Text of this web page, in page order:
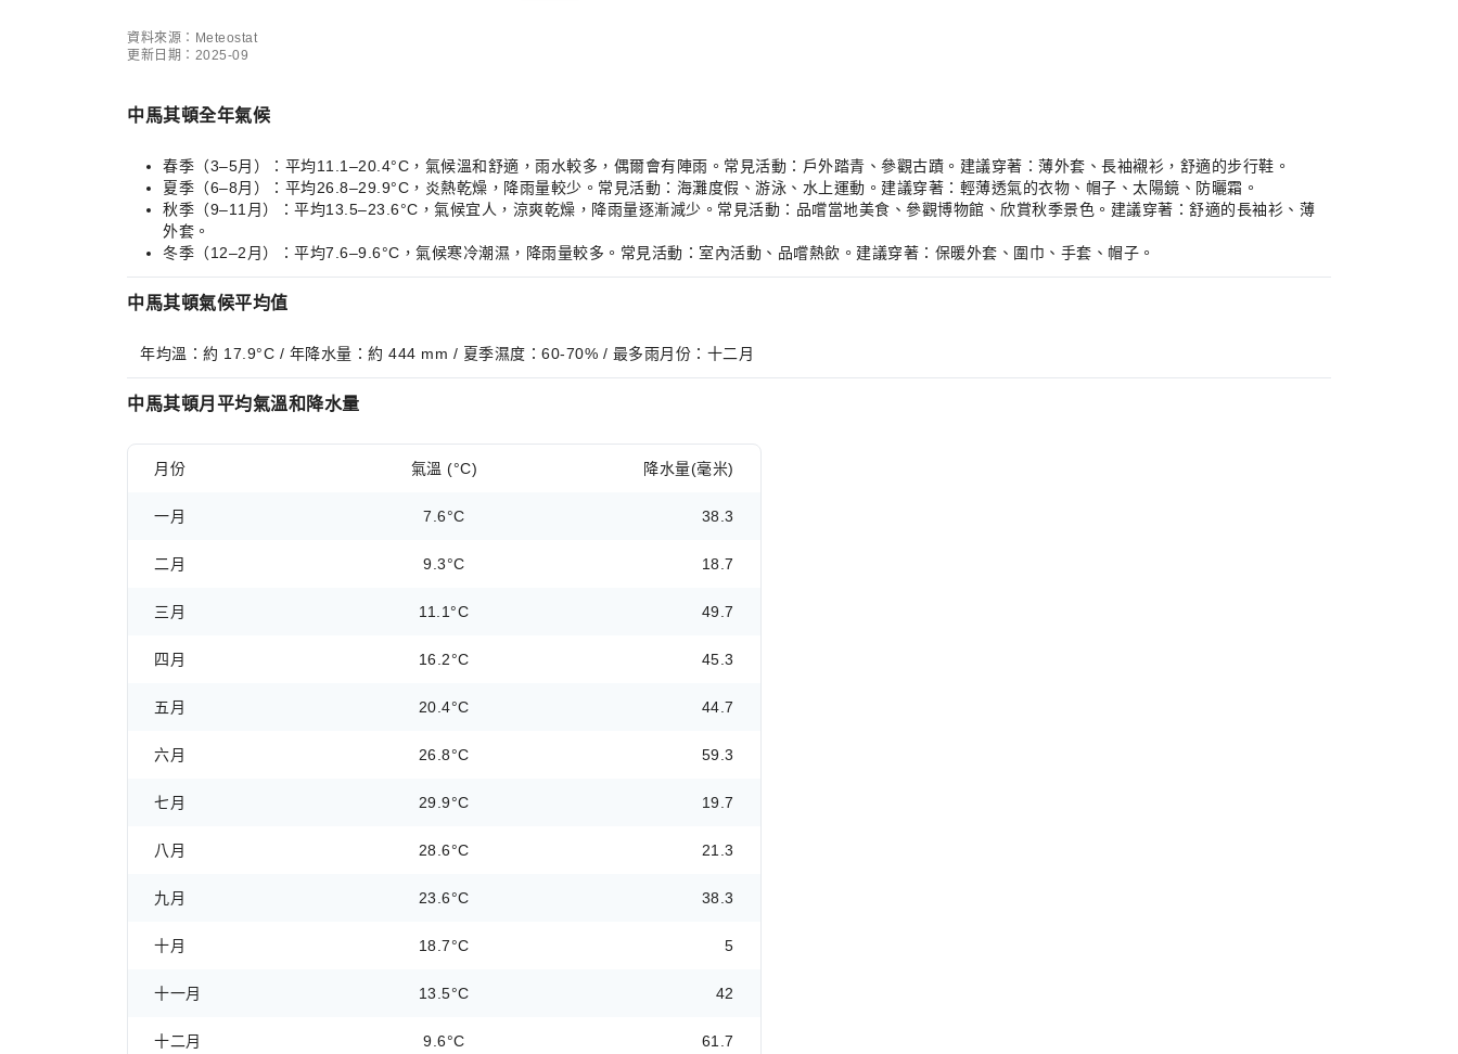
資料來源：Meteostat
更新日期：2025-09
中馬其頓全年氣候
春季（3–5月）：平均11.1–20.4°C，氣候溫和舒適，雨水較多，偶爾會有陣雨。常見活動：戶外踏青、參觀古蹟。建議穿著：薄外套、長袖襯衫，舒適的步行鞋。
夏季（6–8月）：平均26.8–29.9°C，炎熱乾燥，降雨量較少。常見活動：海灘度假、游泳、水上運動。建議穿著：輕薄透氣的衣物、帽子、太陽鏡、防曬霜。
秋季（9–11月）：平均13.5–23.6°C，氣候宜人，涼爽乾燥，降雨量逐漸減少。常見活動：品嚐當地美食、參觀博物館、欣賞秋季景色。建議穿著：舒適的長袖衫、薄
外套。
冬季（12–2月）：平均7.6–9.6°C，氣候寒冷潮濕，降雨量較多。常見活動：室內活動、品嚐熱飲。建議穿著：保暖外套、圍巾、手套、帽子。
中馬其頓氣候平均值
年均溫：約 17.9°C / 年降水量：約 444 mm / 夏季濕度：60-70% / 最多雨月份：十二月
中馬其頓月平均氣溫和降水量
月份 氣溫 (°C) 降水量(毫米)
一月 7.6°C 38.3
二月 9.3°C 18.7
三月 11.1°C 49.7
四月 16.2°C 45.3
五月 20.4°C 44.7
六月 26.8°C 59.3
七月 29.9°C 19.7
八月 28.6°C 21.3
九月 23.6°C 38.3
十月 18.7°C 5
十一月 13.5°C 42
十二月 9.6°C 61.7